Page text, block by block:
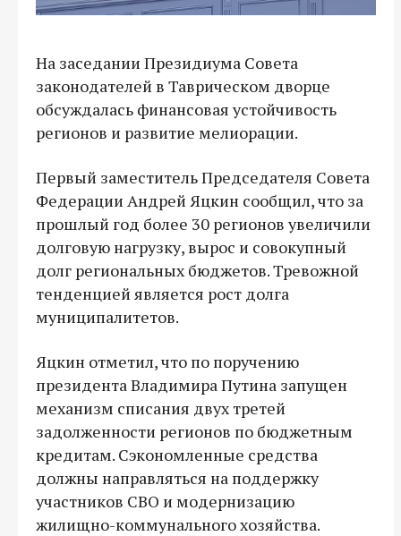
На заседании Президиума Совета
законодателей в Таврическом дворце
обсуждалась финансовая устойчивость
регионов и развитие мелиорации.
Первый заместитель Председателя Совета
Федерации Андрей Яцкин сообщил, что за
прошлый год более 30 регионов увеличили
долговую нагрузку, вырос и совокупный
долг региональных бюджетов. Тревожной
тенденцией является рост долга
муниципалитетов.
Яцкин отметил, что по поручению
президента Владимира Путина запущен
механизм списания двух третей
задолженности регионов по бюджетным
кредитам. Сэкономленные средства
должны направляться на поддержку
участников СВО и модернизацию
жилищно-коммунального хозяйства.